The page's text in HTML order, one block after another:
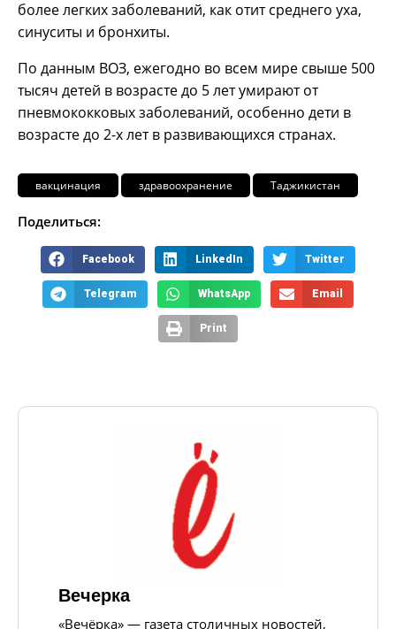
более легких заболеваний, как отит среднего уха,
синуситы и бронхиты.
По данным ВОЗ, ежегодно во всем мире свыше 500
тысяч детей в возрасте до 5 лет умирают от
пневмококковых заболеваний, особенно дети в
возрасте до 2-х лет в развивающихся странах.
вакцинация здравоохранение Таджикистан
Поделиться:
Facebook LinkedIn Twitter
Telegram WhatsApp Email
Print
Вечерка
«Вечёрка» — газета столичных новостей,